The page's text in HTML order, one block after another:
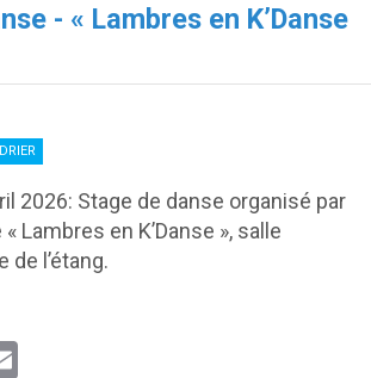
- « Lambres en K’Danse
2026: Stage de danse organisé par
Lambres en K’Danse », salle
de l’étang.